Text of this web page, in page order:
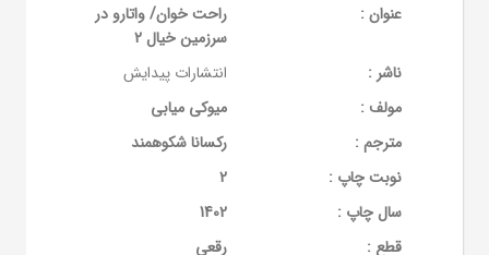
عنوان :
راحت خوان/ واتارو در
سرزمین خیال 2
ناشر :
انتشارات پیدایش
مولف :
میوکی میابی
مترجم :
رکسانا شکوهمند
نوبت چاپ :
2
سال چاپ :
1402
قطع :
رقعی